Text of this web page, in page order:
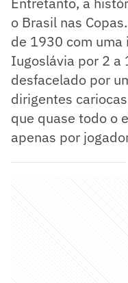
o Brasil nas
de 1930 com
Iugoslávia por 2 a
desfacelado por
dirigentes
que quase todo o
apenas por